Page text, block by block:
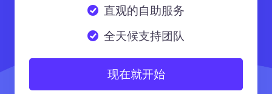
直观的自助服务
全天候支持团队
现在就开始